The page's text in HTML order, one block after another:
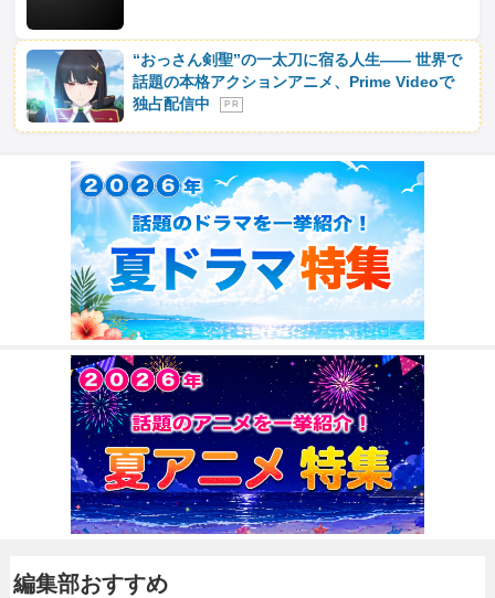
“おっさん剣聖”の一太刀に宿る人生―― 世界で
話題の本格アクションアニメ、Prime Videoで
独占配信中
P R
編集部おすすめ